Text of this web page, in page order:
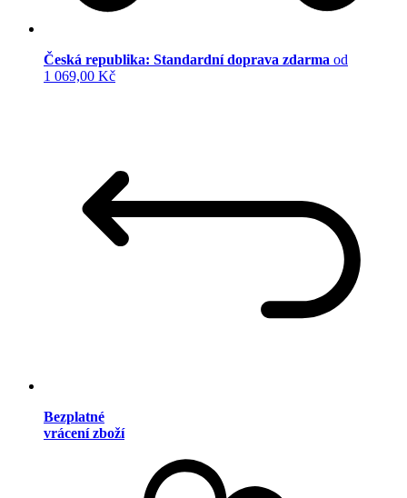
Česká republika: Standardní doprava zdarma od
1 069,00 Kč
Bezplatné
vrácení zboží